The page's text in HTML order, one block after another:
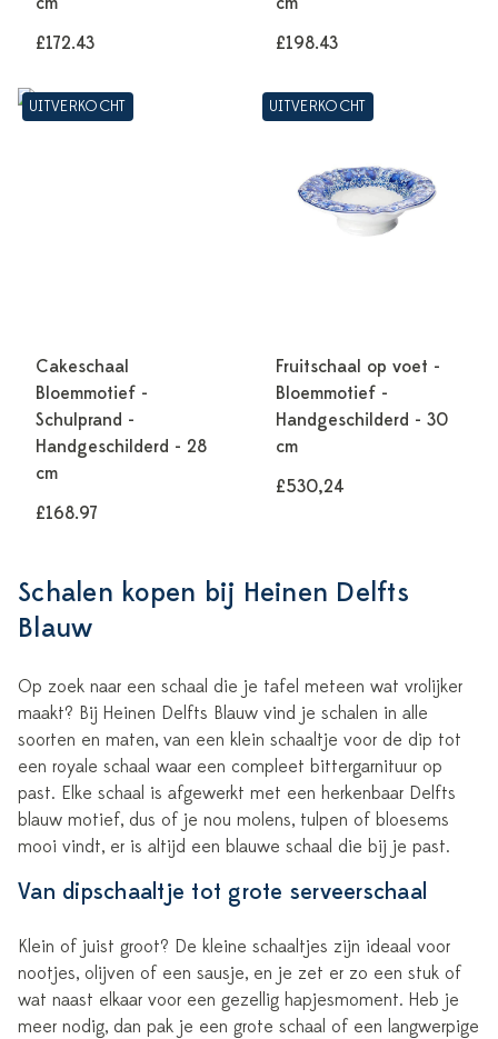
£172.43
£198.43
UITVERKOCHT
Cakeschaal
Bloemmotief -
Schulprand -
Handgeschilderd - 28
cm
£168.97
UITVERKOCHT
Fruitschaal op voet -
Bloemmotief -
Handgeschilderd - 30
cm
£530,24
Schalen kopen bij Heinen Delfts
Blauw
Op zoek naar een schaal die je tafel meteen wat vrolijker
maakt? Bij Heinen Delfts Blauw vind je schalen in alle
soorten en maten, van een klein schaaltje voor de dip tot
een royale schaal waar een compleet bittergarnituur op
past. Elke schaal is afgewerkt met een herkenbaar Delfts
blauw motief, dus of je nou molens, tulpen of bloesems
mooi vindt, er is altijd een blauwe schaal die bij je past.
Van dipschaaltje tot grote serveerschaal
Klein of juist groot? De kleine schaaltjes zijn ideaal voor
nootjes, olijven of een sausje, en je zet er zo een stuk of
wat naast elkaar voor een gezellig hapjesmoment. Heb je
meer nodig, dan pak je een grote schaal of een langwerpige